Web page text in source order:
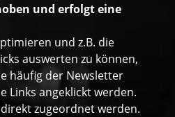
und erfolgt eine
und z.B. die
auswerten zu können,
häufig der Newsletter
Links angeklickt werden.
zugeordnet werden.